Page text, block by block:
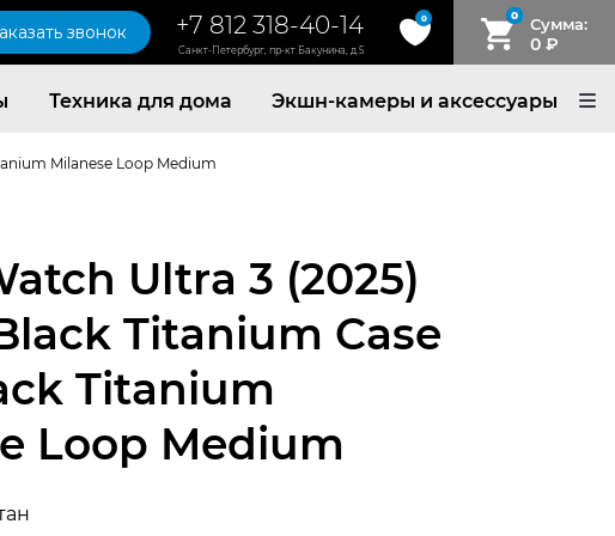
звонок +7 812 318-40-14
Санкт-Петербург, пр-кт Бакунина, д.5
0 0 Сумма:
0 ₽
Техника для дома Экшн-камеры и аксессуары
Milanese Loop Medium
Ultra 3 (2025)
Titanium Case
Titanium
Loop Medium